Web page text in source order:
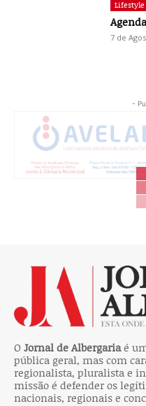
Lifestyle
7 de
-
O Jornal de Albergariaé
pública geral, mas com
regionalista, pluralista e
missão é defender os
nacionais, regionais e